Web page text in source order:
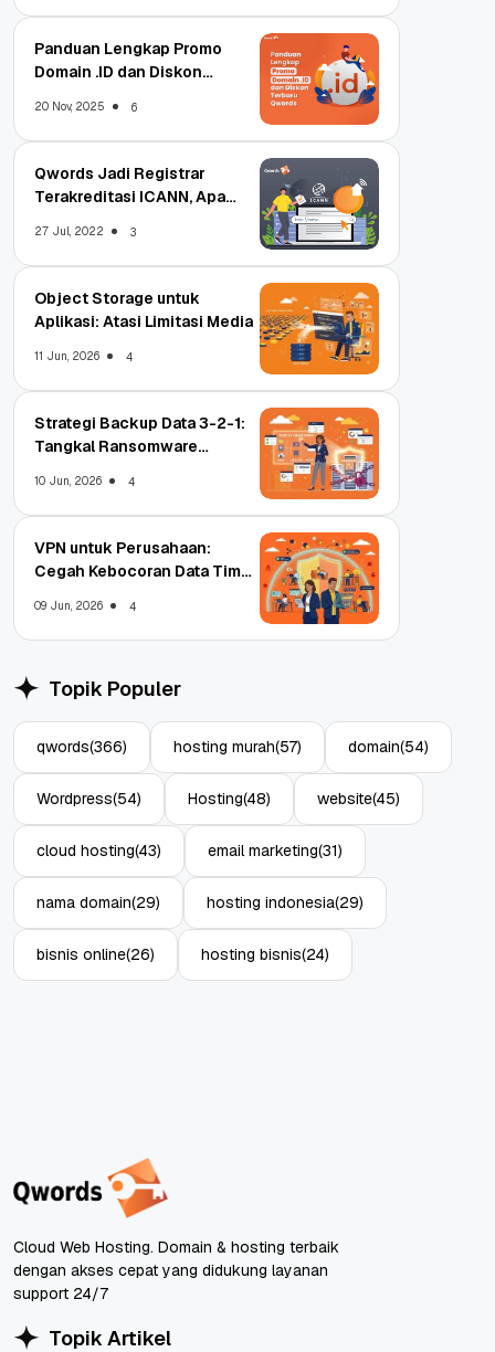
Panduan Lengkap Promo
Domain .ID dan Diskon
20 Nov, 2025 6
Qwords Jadi Registrar
Terakreditasi ICANN, Apa
27 Jul, 2022 3
Object Storage untuk
Aplikasi: Atasi Limitasi Media
11 Jun, 2026 4
Strategi Backup Data 3-2-1:
Tangkal Ransomware
10 Jun, 2026 4
VPN untuk Perusahaan:
Cegah Kebocoran Data Tim
09 Jun, 2026 4
Topik Populer
qwords(366) hosting murah(57) domain(54)
Wordpress(54) Hosting(48) website(45)
cloud hosting(43) email marketing(31)
nama domain(29) hosting indonesia(29)
bisnis online(26) hosting bisnis(24)
Cloud Web Hosting. Domain & hosting terbaik
dengan akses cepat yang didukung layanan
support 24/7
Topik Artikel